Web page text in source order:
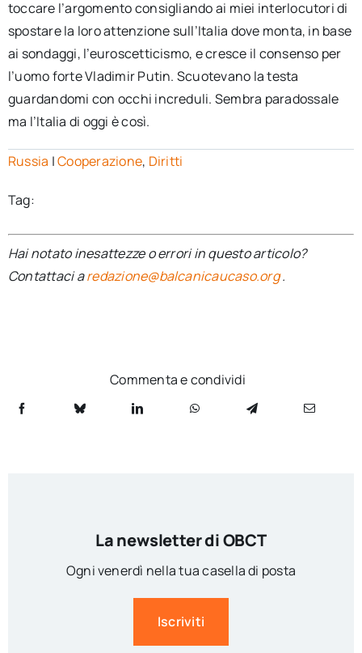
toccare l’argomento consigliando ai miei interlocutori di
spostare la loro attenzione sull’Italia dove monta, in base
ai sondaggi, l’euroscetticismo, e cresce il consenso per
l’uomo forte Vladimir Putin. Scuotevano la testa
guardandomi con occhi increduli. Sembra paradossale
ma l’Italia di oggi è così.
Russia |Cooperazione, Diritti
Tag:
Hai notato inesattezze o errori in questo articolo?
Contattaci aredazione@balcanicaucaso.org.
Commenta e condividi
La newsletter di OBCT
Ogni venerdì nella tua casella di posta
Iscriviti